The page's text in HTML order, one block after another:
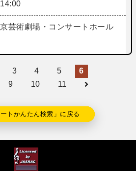
芸術劇場・コンサートホール
3 4 5
6
9 10 11
トかんたん検索」に戻る